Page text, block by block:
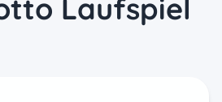
Laufspiel